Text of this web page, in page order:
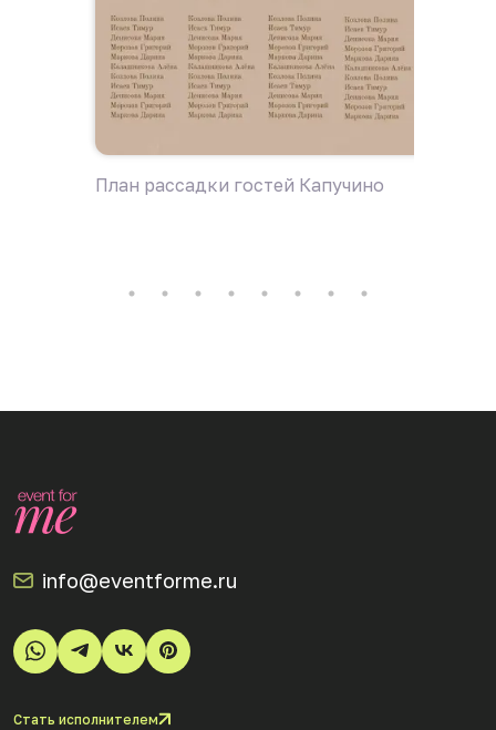
План рассадки гостей Капучино
info@eventforme.ru
Стать исполнителем